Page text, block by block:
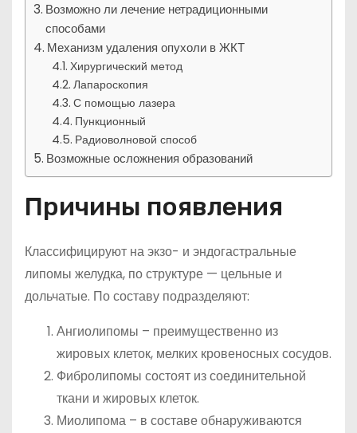
Возможно ли лечение нетрадиционными
способами
Механизм удаления опухоли в ЖКТ
Хирургический метод
Лапароскопия
С помощью лазера
Пункционный
Радиоволновой способ
Возможные осложнения образований
Причины появления
Классифицируют на экзо- и эндогастральные
липомы желудка, по структуре — цельные и
дольчатые. По составу подразделяют:
Ангиолипомы – преимущественно из
жировых клеток, мелких кровеносных сосудов.
Фибролипомы состоят из соединительной
ткани и жировых клеток.
Миолипома – в составе обнаруживаются